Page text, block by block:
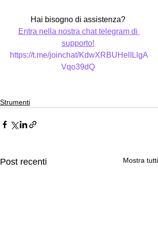
Hai bisogno di assistenza?
Entra nella nostra chat telegram di
supporto!
https://t.me/joinchat/KdwXRBUHelILlgA
Vqo39dQ
Strumenti
Post recenti Mostra tutti